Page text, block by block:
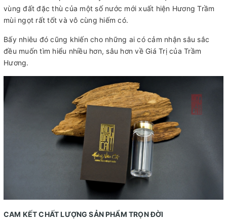
vùng đất đặc thù của một số nước mới xuất hiện Hương Trầm
mùi ngọt rất tốt và vô cùng hiếm có.
Bấy nhiêu đó cũng khiến cho những ai có cảm nhận sâu sắc
đều muốn tìm hiểu nhiều hơn, sâu hơn về Giá Trị của Trầm
Hương.
CAM KẾT CHẤT LƯỢNG SẢN PHẨM TRỌN ĐỜI